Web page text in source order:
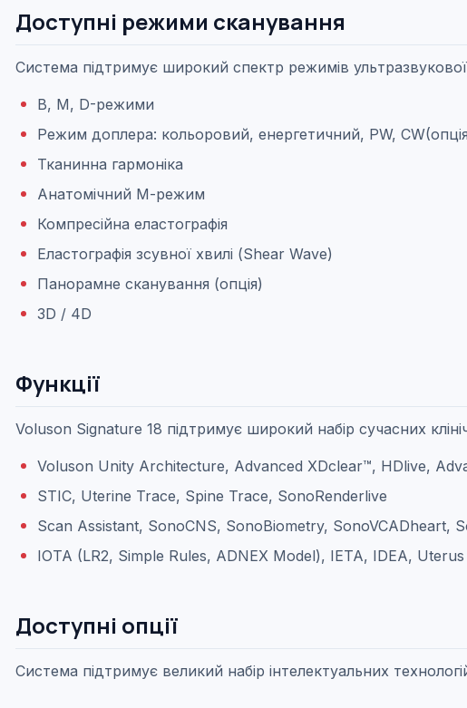
Доступні режими сканування
Система підтримує широкий спектр режимів ультразвукової
B, M, D-режими
Режим доплера: кольоровий, енергетичний, PW,
Тканинна гармоніка
Анатомічний М-режим
Компресійна еластографія
Еластографія зсувної хвилі (Shear Wave)
Панорамне сканування (опція)
3D / 4D
Функції
Voluson Signature 18 підтримує широкий набір сучасних
Voluson Unity Architecture, Advanced XDclear™, HDlive,
STIC, Uterine Trace, Spine Trace, SonoRenderlive
Scan Assistant, SonoCNS, SonoBiometry, SonoVCADheart,
IOTA (LR2, Simple Rules, ADNEX Model), IETA, IDEA,
Доступні опції
Система підтримує великий набір інтелектуальних